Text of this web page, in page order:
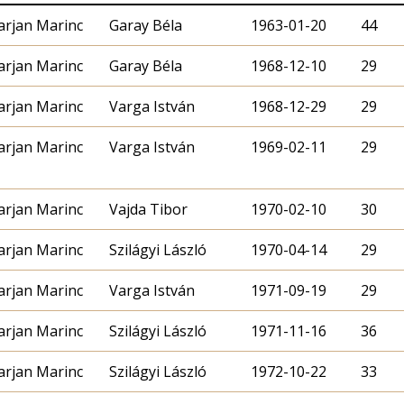
Marinc Garay Béla 1963-01-20 44
Marinc Garay Béla 1968-12-10 29
Marinc Varga István 1968-12-29 29
Marinc Varga István 1969-02-11 29
Marinc Vajda Tibor 1970-02-10 30
Marinc Szilágyi László 1970-04-14 29
Marinc Varga István 1971-09-19 29
Marinc Szilágyi László 1971-11-16 36
Marinc Szilágyi László 1972-10-22 33